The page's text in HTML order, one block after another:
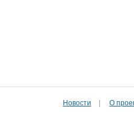
Новости О